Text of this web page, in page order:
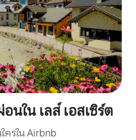
ใน เลส์ เอสเซิร์ต
รใน Airbnb